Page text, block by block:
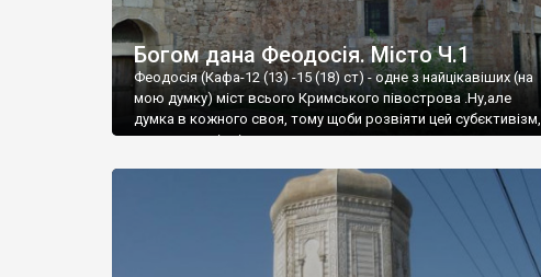
Богом дана Феодосія. Місто Ч.1
Феодосія (Кафа-12 (13) -15 (18) ст) - одне з найцікавіших (на
мою думку) міст всього Кримського півострова .Ну,але
думка в кожного своя, тому щоби розвіяти цей субєктивізм,
запрошую відвідати це